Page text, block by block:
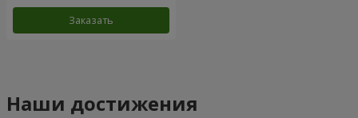
Заказать
Наши достижения